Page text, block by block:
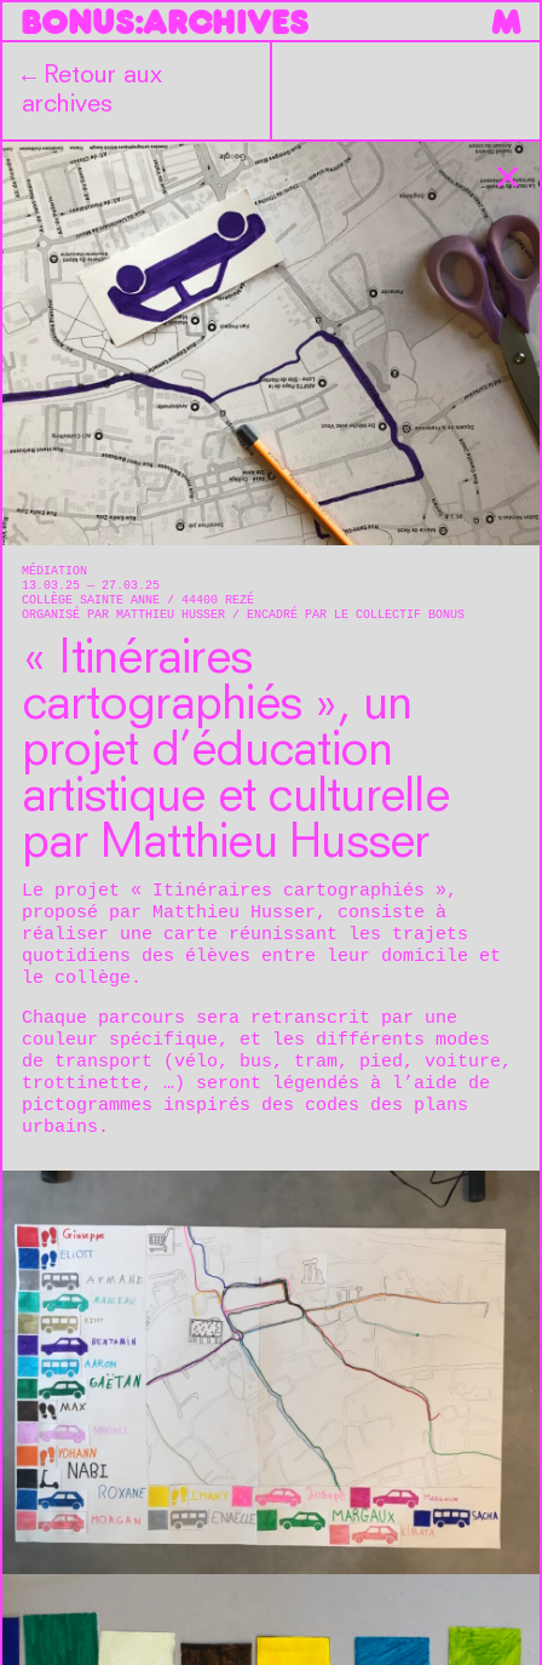
BONUS:ARCHIVES M
← Retour aux
archives
✕
MÉDIATION
13.03.25 — 27.03.25
COLLÈGE SAINTE ANNE
44400 REZÉ
ORGANISÉ PAR MATTHIEU HUSSER
ENCADRÉ PAR LE COLLECTIF BONUS
« Itinéraires
cartographiés », un
projet d’éducation
artistique et culturelle
par Matthieu Husser
Le projet « Itinéraires cartographiés »,
proposé par Matthieu Husser, consiste à
réaliser une carte réunissant les trajets
quotidiens des élèves entre leur domicile et
le collège.
Chaque parcours sera retranscrit par une
couleur spécifique, et les différents modes
de transport (vélo, bus, tram, pied, voiture,
trottinette, …) seront légendés à l’aide de
pictogrammes inspirés des codes des plans
urbains.